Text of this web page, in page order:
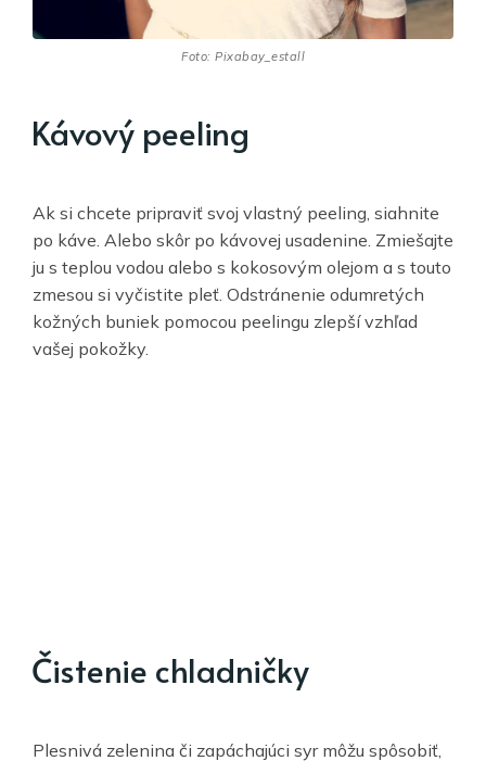
Foto: Pixabay_estall
Kávový peeling
Ak si chcete pripraviť svoj vlastný peeling, siahnite
po káve. Alebo skôr po kávovej usadenine. Zmiešajte
ju s teplou vodou alebo s kokosovým olejom a s touto
zmesou si vyčistite pleť. Odstránenie odumretých
kožných buniek pomocou peelingu zlepší vzhľad
vašej pokožky.
Čistenie chladničky
Plesnivá zelenina či zapáchajúci syr môžu spôsobiť,